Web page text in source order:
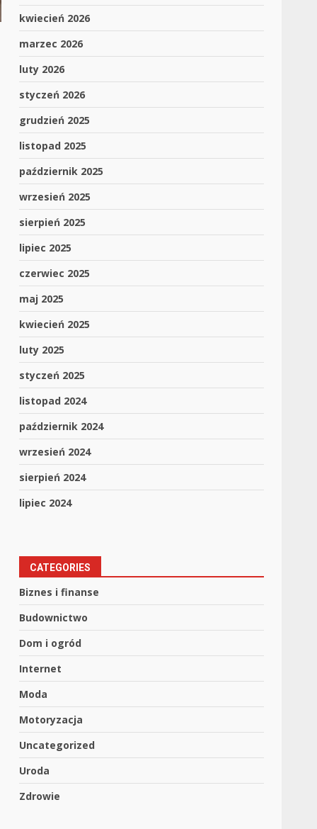
kwiecień 2026
marzec 2026
luty 2026
styczeń 2026
grudzień 2025
listopad 2025
październik 2025
wrzesień 2025
sierpień 2025
lipiec 2025
czerwiec 2025
maj 2025
kwiecień 2025
luty 2025
styczeń 2025
listopad 2024
październik 2024
wrzesień 2024
sierpień 2024
lipiec 2024
CATEGORIES
Biznes i finanse
Budownictwo
Dom i ogród
Internet
Moda
Motoryzacja
Uncategorized
Uroda
Zdrowie